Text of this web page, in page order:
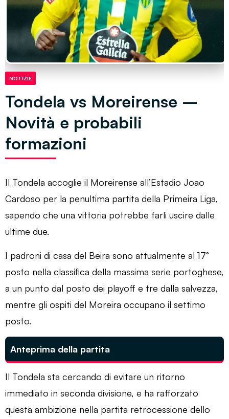
NOTIZIE
Tondela vs Moreirense –
Novità e probabili
formazioni
Il Tondela accoglie il Moreirense all’Estadio Joao
Cardoso per la penultima partita della Primeira Liga,
sapendo che una vittoria potrebbe farli uscire dalle
ultime due.
I padroni di casa del Beira sono attualmente al 17°
posto nella classifica della massima serie portoghese,
a un punto dal posto dei playoff e tre dalla salvezza,
mentre gli ospiti del Moreira occupano il settimo
posto.
Anteprima della partita
Il Tondela sta cercando di evitare un ritorno
immediato in seconda divisione, e ha rafforzato
questa ambizione nella partita retrocessione dello